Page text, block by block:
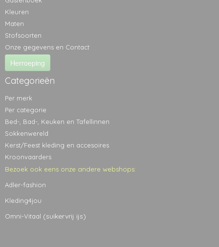
Kleuren
Maten
Stofsoorten
Onze gegevens en Contact
Herroeping
Categorieën
Per merk
Per categorie
Bed-, Bad-, Keuken en Tafellinnen
Sokkenwereld
Kerst/Feest kleding en accesoires
Kroonvaarders
Bezoek ook eens onze andere webshops:
Adler-fashion
Kleding4jou
Omni-Vitaal (suikervrij ijs)